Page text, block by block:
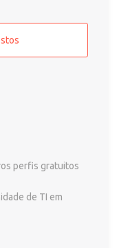
perfis gratuitos
de TI em